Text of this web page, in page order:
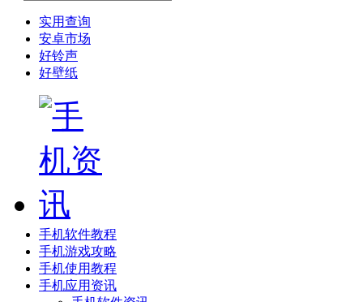
实用查询
安卓市场
好铃声
好壁纸
手机软件教程
手机游戏攻略
手机使用教程
手机应用资讯